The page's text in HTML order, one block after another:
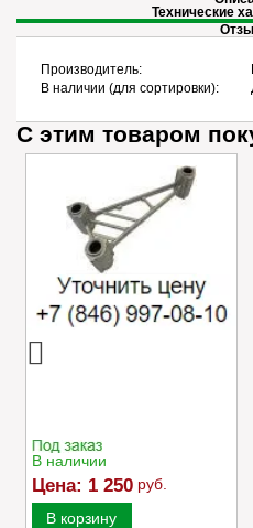
Технические
Производитель:
В наличии (для сортировки):
С этим товаром
Успокоитель цепи
Caiman VARIO
В наличии
Цена: 1 250 руб.
В корзину